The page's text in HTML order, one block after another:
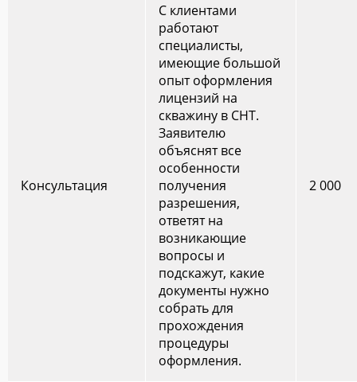
Консультация
С клиентами
работают
специалисты,
имеющие большой
опыт оформления
лицензий на
скважину в СНТ.
Заявителю
объяснят все
особенности
получения
разрешения,
ответят на
возникающие
вопросы и
подскажут, какие
документы нужно
собрать для
прохождения
процедуры
оформления.
2 000